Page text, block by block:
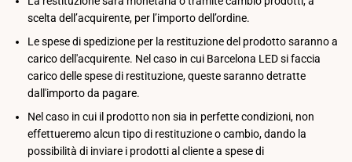
scelta dell’acquirente, per l’importo dell’ordine.
Le spese di spedizione per la restituzione del prodotto saranno a
carico dell'acquirente. Nel caso in cui Barcelona LED si faccia
carico delle spese di restituzione, queste saranno detratte
dall'importo da pagare.
Nel caso in cui il prodotto non sia in perfette condizioni, non
effettueremo alcun tipo di restituzione o cambio, dando la
possibilità di inviare i prodotti al cliente a spese di